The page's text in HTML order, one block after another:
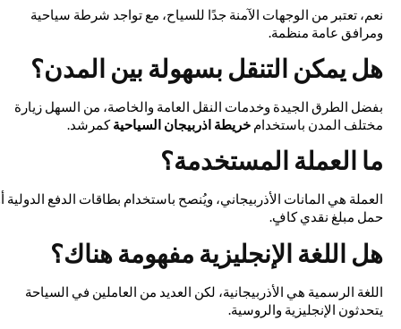
نعم، تعتبر من الوجهات الآمنة جدًا للسياح، مع تواجد شرطة سياحية
ومرافق عامة منظمة.
هل يمكن التنقل بسهولة بين المدن؟
بفضل الطرق الجيدة وخدمات النقل العامة والخاصة، من السهل زيارة
مختلف المدن باستخدامخريطة اذربيجان السياحيةكمرشد.
ما العملة المستخدمة؟
العملة هي المانات الأذربيجاني، ويُنصح باستخدام بطاقات الدفع الدولية أو
حمل مبلغ نقدي كافٍ.
هل اللغة الإنجليزية مفهومة هناك؟
اللغة الرسمية هي الأذربيجانية، لكن العديد من العاملين في السياحة
يتحدثون الإنجليزية والروسية.